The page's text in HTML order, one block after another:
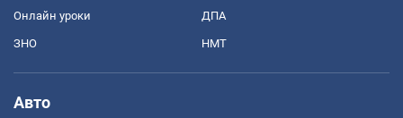
Онлайн уроки ДПА
ЗНО НМТ
Авто